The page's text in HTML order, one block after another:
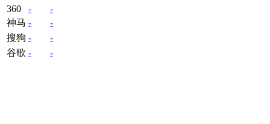
360
-
-
神马 -
-
搜狗 -
-
谷歌 - -